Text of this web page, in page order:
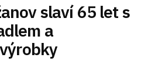
slaví 65 let s
a